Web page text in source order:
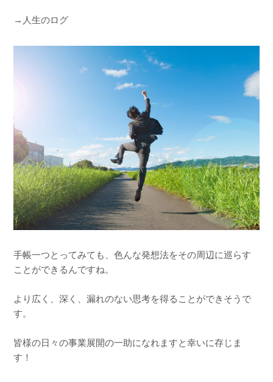
→人生のログ
手帳一つとってみても、色んな発想法をその周辺に巡らす
ことができるんですね。
より広く、深く、漏れのない思考を得ることができそうで
す。
皆様の日々の事業展開の一助になれますと幸いに存じま
す！